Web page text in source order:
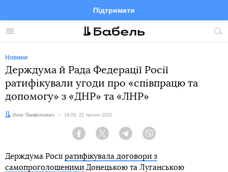
Меню
Підтримати
FacebookTelegramTwitter
Новини
Держдума й Рада Федерації Росії
ратифікували угоди про «співпрацю та
допомогу» з «ДНР» та «ЛНР»
Автор:
Олег Панфілович Дата:
14:00, 22 лютого 2022
Facebook Twitter Telegram
Держдума Росії ратифікувала договори з
самопроголошеними Донецькою та Луганською